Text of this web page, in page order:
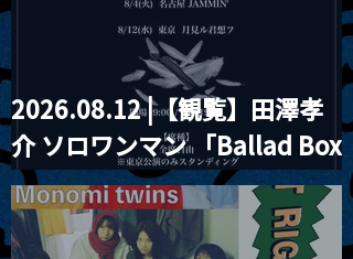
2026.08.12 |【観覧】田澤孝
介 ソロワンマン 「Ballad Box
2026」